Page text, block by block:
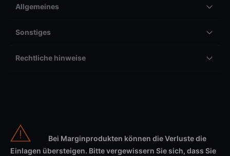
Allgemeines
Sonstiges
Rechtliche hinweise
Bei Marginprodukten können die Verluste die
Einlagen übersteigen. Bitte vergewissern Sie sich, dass Sie